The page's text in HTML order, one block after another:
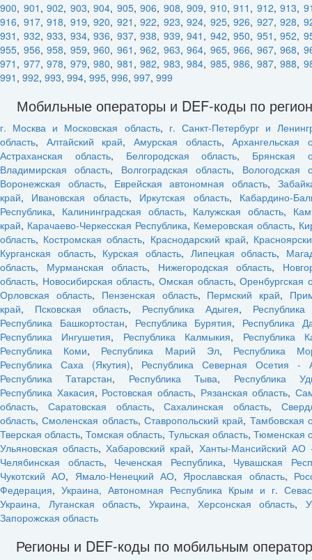
900, 901 , 902, 903, 904, 905, 906, 908, 909, 910, 911 , 912, 913,
916, 917, 918, 919, 920, 921 , 922, 923, 924, 925, 926, 927, 928,
931 , 932, 933, 934, 936, 937, 938, 939, 941 , 942, 950, 951 , 952,
955, 956, 958, 959, 960, 961 , 962, 963, 964, 965, 966, 967, 968,
971 , 977, 978, 979, 980, 981 , 982, 983, 984, 985, 986, 987, 988,
991 , 992, 993, 994, 995, 996, 997, 999
Мобильные операторы и DEF-коды по
г. Москва и Московская область, г. Санкт-Петербург и
область, Алтайский край,Амурская область,Архангельская
Астраханская область, Белгородская область, Брянская
Владимирская область, Волгоградская область, Вологодская
Воронежская область, Еврейская автономная область,
край, Ивановская область, Иркутская область, Кабардино-
Республика, Калининградская область, Калужская область,
край, Карачаево-Черкесская Республика, Кемеровская область,
область, Костромская область, Краснодарский край,
Курганская область, Курская область, Липецкая область,
область, Мурманская область, Нижегородская область,
область, Новосибирская область,Омская область,Оренбургская
Орловская область, Пензенская область, Пермский край,
край, Псковская область, Республика Адыгея,
Республика Башкортостан, Республика Бурятия, Республика
Республика Ингушетия, Республика Калмыкия, Республика
Республика Коми, Республика Марий Эл, Республика
Республика Саха (Якутия), Республика Северная Осетия -
Республика Татарстан, Республика Тыва, Республика
Республика Хакасия, Ростовская область, Рязанская область,
область, Саратовская область,Сахалинская область,
область,Смоленская область,Ставропольский край, Тамбовская
Тверская область,Томская область, Тульская область, Тюменская
Ульяновская область,Хабаровский край, Ханты-Мансийский
Челябинская область, Чеченская Республика, Чувашская
Чукотский АО, Ямало-Ненецкий АО, Ярославская область,
Федерация, Украина, Автономная Республика Крым и г.
Украина, Луганская область,Украина, Херсонская область,
Запорожская область
Регионы и DEF-коды по мобильным